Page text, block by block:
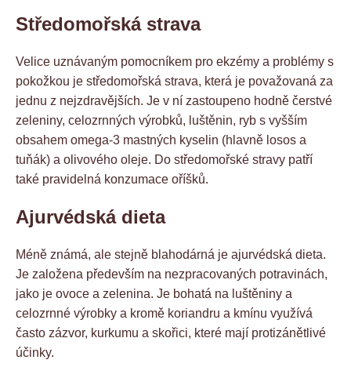
Středomořská strava
Velice uznávaným pomocníkem pro ekzémy a problémy s
pokožkou je středomořská strava, která je považovaná za
jednu z nejzdravějších. Je v ní zastoupeno hodně čerstvé
zeleniny, celozrnných výrobků, luštěnin, ryb s vyšším
obsahem omega-3 mastných kyselin (hlavně losos a
tuňák) a olivového oleje. Do středomořské stravy patří
také pravidelná konzumace oříšků.
Ajurvédská dieta
Méně známá, ale stejně blahodárná je ajurvédská dieta.
Je založena především na nezpracovaných potravinách,
jako je ovoce a zelenina. Je bohatá na luštěniny a
celozrnné výrobky a kromě koriandru a kmínu využívá
často zázvor, kurkumu a skořici, které mají protizánětlivé
účinky.